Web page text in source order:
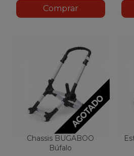
Comprar
Chassis BUGABOO
Búfalo